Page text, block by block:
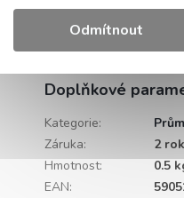
Odmítnout
pouzdra:ABSMateriál
IP65Montážní sada:
deska , klipy
Doplňkové
Kategorie:
Záruka:
2
Hmotnost:
0.5
EAN: